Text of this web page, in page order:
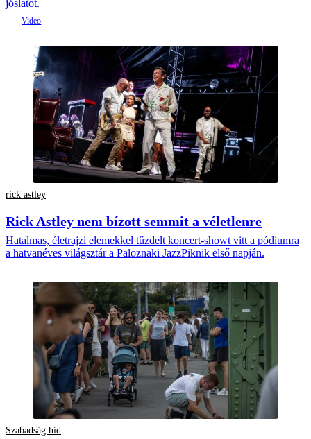
jóslatot.
rick astley
Rick Astley nem bízott semmit a véletlenre
Hatalmas, életrajzi elemekkel tűzdelt koncert-showt vitt a pódiumra
a hatvanéves világsztár a Paloznaki JazzPiknik első napján.
Szabadság híd